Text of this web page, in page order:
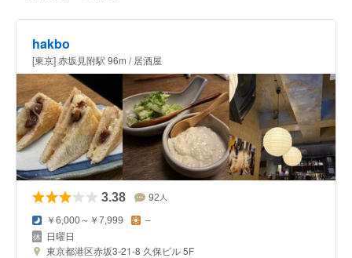
hakbo
[東京] 赤坂見附駅 96m / 居酒屋
3.38 92 人
￥6,000～￥7,999 –
日曜日
東京都港区赤坂3-21-8 久保ビル 5F